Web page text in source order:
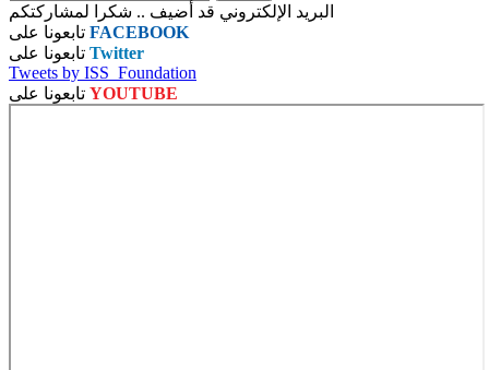
البريد الإلكتروني قد أضيف .. شكرا لمشاركتكم
FACEBOOK
Twitter
Tweets by ISS_Foundation
YOUTUBE